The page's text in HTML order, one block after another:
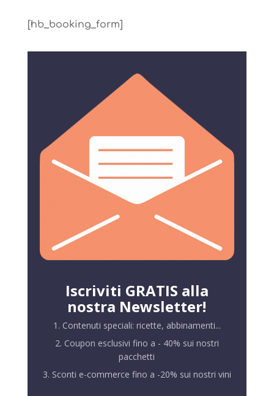
[hb_booking_form]
Iscriviti GRATIS alla
nostra Newsletter!
1. Contenuti speciali: ricette, abbinamenti...
2. Coupon esclusivi fino a - 40% sui nostri
pacchetti
3. Sconti e-commerce fino a -20% sui nostri vini